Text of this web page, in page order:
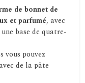
de bonnet de
et parfumé, avec
base de quatre-
vous pouvez
de la pâte